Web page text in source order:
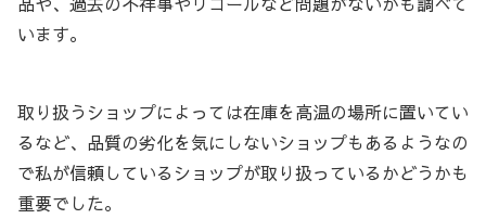
います。
取り扱うショップによっては在庫を高温の場所に置いてい
るなど、品質の劣化を気にしないショップもあるようなの
で私が信頼しているショップが取り扱っているかどうかも
重要でした。